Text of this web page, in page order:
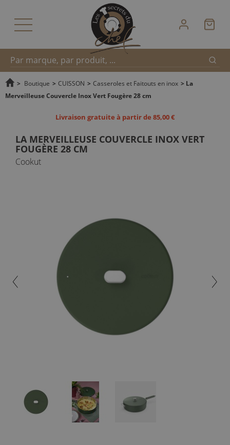
Recherche
> Boutique > CUISSON > Casseroles et Faitouts en inox > La
Merveilleuse Couvercle Inox Vert Fougère 28 cm
Livraison gratuite à partir de 85,00 €
LA MERVEILLEUSE COUVERCLE INOX VERT
FOUGÈRE 28 CM
Cookut